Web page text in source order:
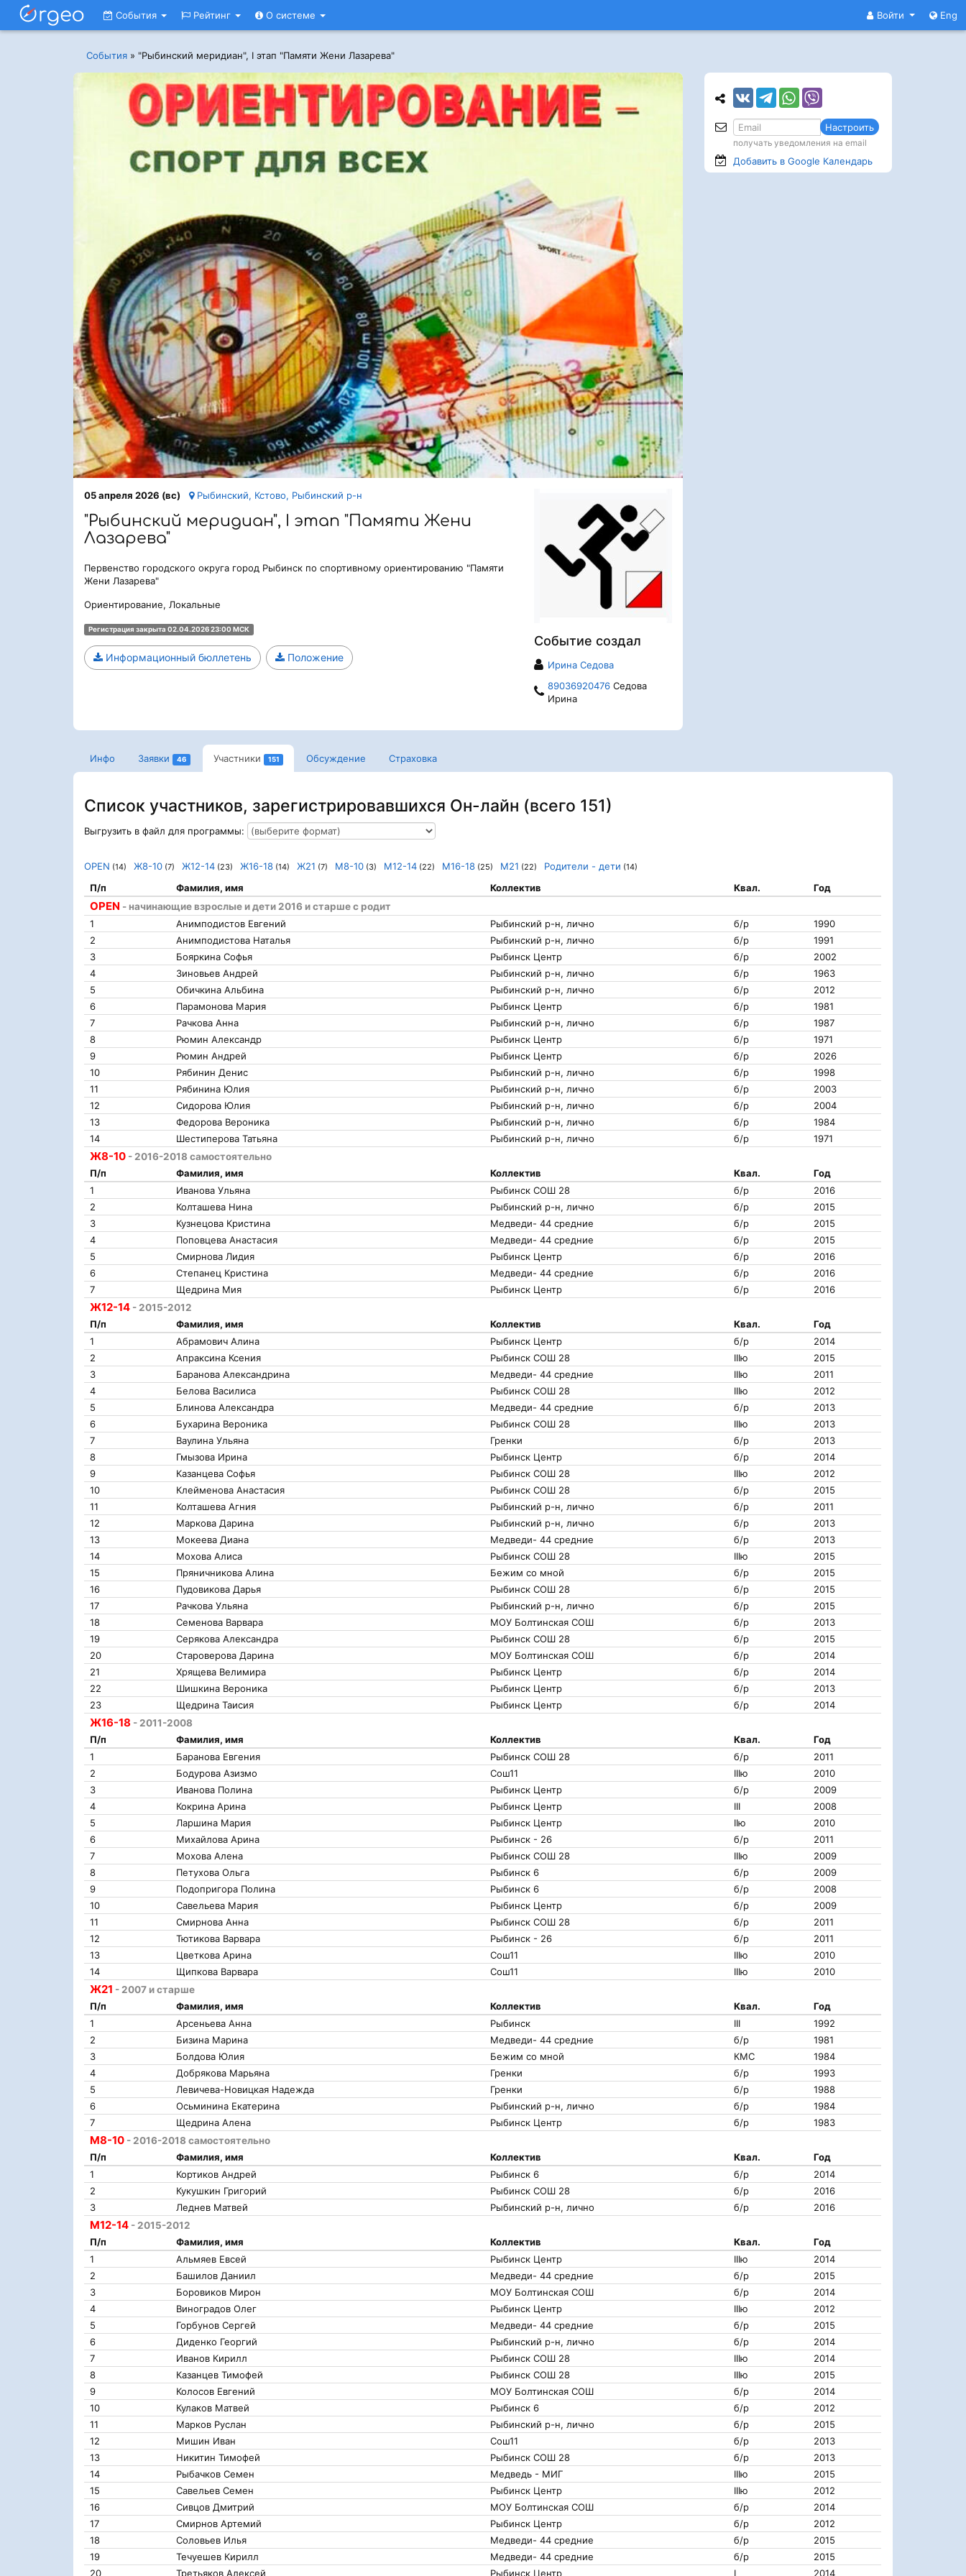
Войти Eng
События Рейтинг О системе
События » "Рыбинский меридиан", I этап "Памяти Жени Лазарева"
Событие создал
Ирина Седова
89036920476Седова
Ирина
05 апреля 2026 (вс) Рыбинский, Кстово, Рыбинский р-н
"Рыбинский меридиан", I этап "Памяти Жени
Лазарева"
Первенство городского округа город Рыбинск по спортивному ориентированию "Памяти
Жени Лазарева"
Ориентирование, Локальные
Регистрация закрыта 02.04.2026 23:00 МСК
Информационный бюллетень Положение
Инфо Заявки 46 Участники 151 Обсуждение Страховка
Список участников, зарегистрировавшихся Он-лайн (всего 151)
Выгрузить в файл для программы:
OPEN (14) Ж8-10 (7) Ж12-14 (23) Ж16-18 (14) Ж21 (7) М8-10 (3) М12-14 (22) М16-18 (25) М21 (22) Родители - дети (14)
OPEN - начинающие взрослые и дети 2016 и старше с родит
П/п Фамилия, имя Коллектив Квал. Год
1 Анимподистов Евгений Рыбинский р-н, лично б/р
1990
2
Анимподистова Наталья Рыбинский р-н, лично б/р
1991
3
Бояркина Софья Рыбинск Центр б/р
2002
4
Зиновьев Андрей Рыбинский р-н, лично б/р
1963
5
Обичкина Альбина Рыбинский р-н, лично б/р
2012
6
Парамонова Мария Рыбинск Центр б/р
1981
7
Рачкова Анна Рыбинский р-н, лично б/р
1987
8
Рюмин Александр Рыбинск Центр б/р
1971
9
Рюмин Андрей Рыбинск Центр б/р
2026
10
Рябинин Денис Рыбинский р-н, лично б/р
1998
11
Рябинина Юлия Рыбинский р-н, лично б/р
2003
12
Сидорова Юлия Рыбинский р-н, лично б/р
2004
13
Федорова Вероника Рыбинский р-н, лично б/р
1984
14
Шестиперова Татьяна Рыбинский р-н, лично б/р 1971
Ж8-10 - 2016-2018 самостоятельно
П/п
Фамилия, имя Коллектив Квал.
Год
1
Иванова Ульяна Рыбинск СОШ 28 б/р
2016
2
Колташева Нина Рыбинский р-н, лично б/р
2015
3
Кузнецова Кристина Медведи- 44 средние б/р
2015
4
Поповцева Анастасия Медведи- 44 средние б/р
2015
5
Смирнова Лидия Рыбинск Центр б/р
2016
6
Степанец Кристина Медведи- 44 средние б/р
2016
7
Щедрина Мия Рыбинск Центр б/р 2016
Ж12-14 - 2015-2012
П/п
Фамилия, имя Коллектив Квал.
Год
1
Абрамович Алина Рыбинск Центр б/р
2014
2
Апраксина Ксения Рыбинск СОШ 28 IIIю
2015
3
Баранова Александрина Медведи- 44 средние IIIю
2011
4
Белова Василиса Рыбинск СОШ 28 IIIю
2012
5
Блинова Александра Медведи- 44 средние б/р
2013
6
Бухарина Вероника Рыбинск СОШ 28 IIIю
2013
7
Ваулина Ульяна Гренки б/р
2013
8
Гмызова Ирина Рыбинск Центр б/р
2014
9
Казанцева Софья Рыбинск СОШ 28 IIIю
2012
10
Клейменова Анастасия Рыбинск СОШ 28 б/р
2015
11
Колташева Агния Рыбинский р-н, лично б/р
2011
12
Маркова Дарина Рыбинский р-н, лично б/р
2013
13
Мокеева Диана Медведи- 44 средние б/р
2013
14
Мохова Алиса Рыбинск СОШ 28 IIIю
2015
15
Пряничникова Алина Бежим со мной б/р
2015
16
Пудовикова Дарья Рыбинск СОШ 28 б/р
2015
17
Рачкова Ульяна Рыбинский р-н, лично б/р
2015
18
Семенова Варвара МОУ Болтинская СОШ б/р
2013
19
Серякова Александра Рыбинск СОШ 28 б/р
2015
20
Староверова Дарина МОУ Болтинская СОШ б/р
2014
21
Хрящева Велимира Рыбинск Центр б/р
2014
22
Шишкина Вероника Рыбинск Центр б/р
2013
23
Щедрина Таисия Рыбинск Центр б/р 2014
Ж16-18 - 2011-2008
П/п
Фамилия, имя Коллектив Квал.
Год
1
Баранова Евгения Рыбинск СОШ 28 б/р
2011
2
Бодурова Азизмо Сош11 IIIю
2010
3
Иванова Полина Рыбинск Центр б/р
2009
4
Кокрина Арина Рыбинск Центр III
2008
5
Ларшина Мария Рыбинск Центр IIю
2010
6
Михайлова Арина Рыбинск - 26 б/р
2011
7
Мохова Алена Рыбинск СОШ 28 IIIю
2009
8
Петухова Ольга Рыбинск 6 б/р
2009
9
Подопригора Полина Рыбинск 6 б/р
2008
10
Савельева Мария Рыбинск Центр б/р
2009
11
Смирнова Анна Рыбинск СОШ 28 б/р
2011
12
Тютикова Варвара Рыбинск - 26 б/р
2011
13
Цветкова Арина Сош11 IIIю
2010
14
Щипкова Варвара Сош11 IIIю 2010
Ж21 - 2007 и старше
П/п
Фамилия, имя Коллектив Квал.
Год
1
Арсеньева Анна Рыбинск III
1992
2
Бизина Марина Медведи- 44 средние б/р
1981
3
Болдова Юлия Бежим со мной КМС
1984
4
Добрякова Марьяна Гренки б/р
1993
5
Левичева-Новицкая Надежда Гренки б/р
1988
6
Осьминина Екатерина Рыбинский р-н, лично б/р
1984
7
Щедрина Алена Рыбинск Центр б/р 1983
М8-10 - 2016-2018 самостоятельно
П/п
Фамилия, имя Коллектив Квал.
Год
1
Кортиков Андрей Рыбинск 6 б/р
2014
2
Кукушкин Григорий Рыбинск СОШ 28 б/р
2016
3
Леднев Матвей Рыбинский р-н, лично б/р 2016
М12-14 - 2015-2012
П/п
Фамилия, имя Коллектив Квал.
Год
1
Альмяев Евсей Рыбинск Центр IIIю
2014
2
Башилов Даниил Медведи- 44 средние б/р
2015
3
Боровиков Мирон МОУ Болтинская СОШ б/р
2014
4
Виноградов Олег Рыбинск Центр IIIю
2012
5
Горбунов Сергей Медведи- 44 средние б/р
2015
6
Диденко Георгий Рыбинский р-н, лично б/р
2014
7
Иванов Кирилл Рыбинск СОШ 28 IIIю
2014
8
Казанцев Тимофей Рыбинск СОШ 28 IIIю
2015
9
Колосов Евгений МОУ Болтинская СОШ б/р
2014
10
Кулаков Матвей Рыбинск 6 б/р
2012
11
Марков Руслан Рыбинский р-н, лично б/р
2015
12
Мишин Иван Сош11 б/р
2013
13
Никитин Тимофей Рыбинск СОШ 28 б/р
2013
14
Рыбачков Семен Медведь - МИГ IIIю
2015
15
Савельев Семен Рыбинск Центр IIIю
2012
16
Сивцов Дмитрий МОУ Болтинская СОШ б/р
2014
17
Смирнов Артемий Рыбинск Центр б/р
2012
18
Соловьев Илья Медведи- 44 средние б/р
2015
19
Течуешев Кирилл Медведи- 44 средние б/р
2015
20
Третьяков Алексей Рыбинск Центр I 2014
Настроить
получать уведомления на email
Добавить в Google Календарь